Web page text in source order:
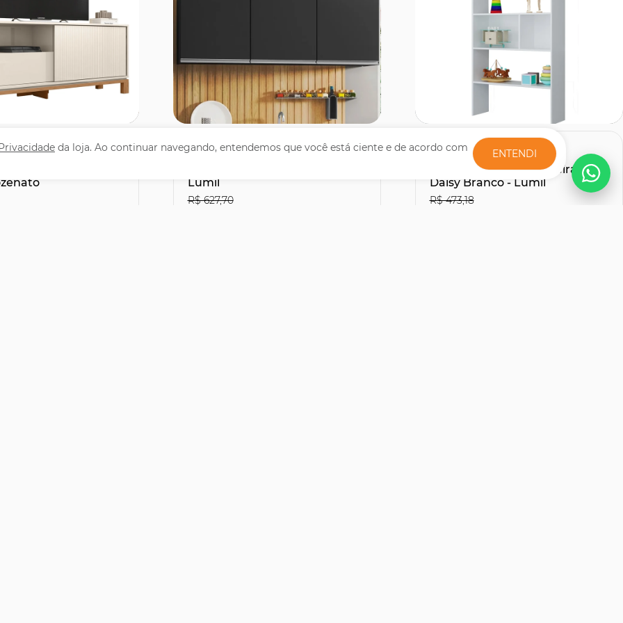
da loja. Ao continuar navegando, entendemos que você está ciente e de acordo com
ENTENDI
Para TV 55 Pol
Armário Aéreo de Cozinha
Lumil
R$ 627,70
Comprar
Estante Casinha Infantil
Organizadora 4 Prateleiras
Daisy Branco - Lumil
R$ 473,18